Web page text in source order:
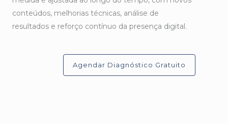
conteúdos, melhorias técnicas, análise de
resultados e reforço contínuo da presença digital.
Agendar Diagnóstico Gratuito